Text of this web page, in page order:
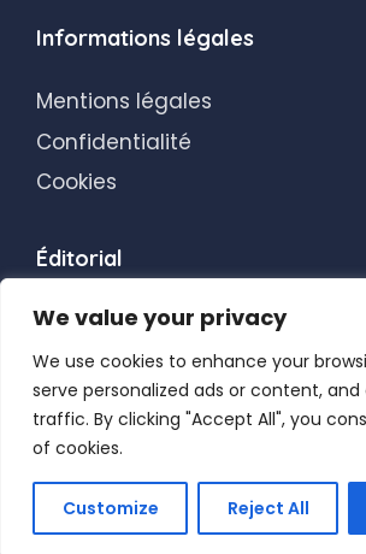
We value your privacy
We use cookies to enhance your
serve personalized ads or content, and
traffic. By clicking "Accept All", you
of cookies.
Customize Reject All
Informations légales
Mentions légales
Confidentialité
Cookies
Éditorial
Transparence éditoriale
Blog
© 2026 Les Korigans de